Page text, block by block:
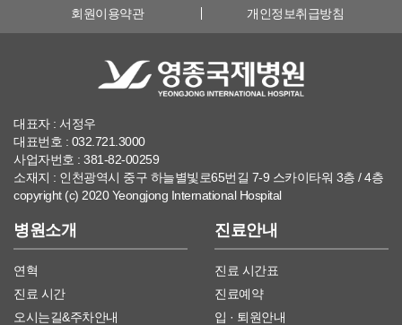
회원이용약관 개인정보취급방침
대표자 : 서정우
대표번호 : 032.721.3000
사업자번호 : 381-82-00259
소재지 : 인천광역시 중구 하늘별빛로65번길 7-9 스카이타워 3층 / 4층
copyright (c) 2020 Yeongjong International Hospital
병원소개
연혁
진료 시간
오시는길&주차안내
진료안내
진료 시간표
진료예약
입 · 퇴원안내